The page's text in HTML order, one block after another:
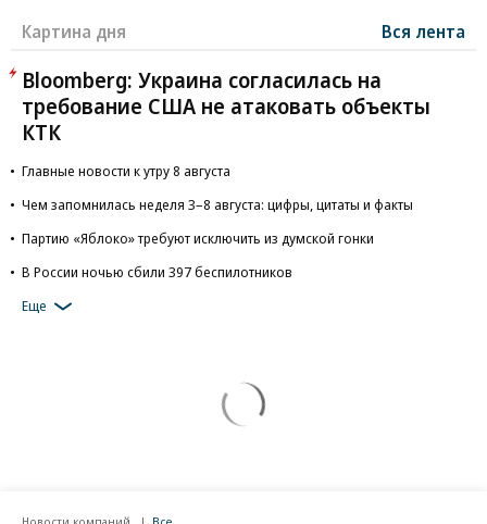
Картина дня Вся лента
Bloomberg: Украина согласилась на
требование США не атаковать объекты
КТК
Главные новости к утру 8 августа
Чем запомнилась неделя 3–8 августа: цифры, цитаты и факты
Партию «Яблоко» требуют исключить из думской гонки
В России ночью сбили 397 беспилотников
Еще